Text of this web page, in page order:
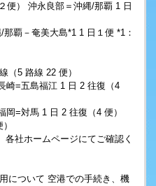
） 沖永良部＝沖縄/那覇 1 日
覇－奄美大島*1 1 日１便 *1：
（5 路線 22 便）
=五島福江 1 日 2 往復（4
=対馬 1 日 2 往復（4 便）
社ホームページにてご確認く
について 空港での手続き、機